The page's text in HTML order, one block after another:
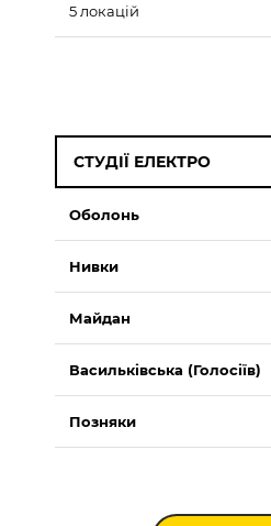
5 локацій
СТУДІЇ ЕЛЕКТРО
Оболонь
Нивки
Майдан
Васильківська (Голосіїв)
Позняки